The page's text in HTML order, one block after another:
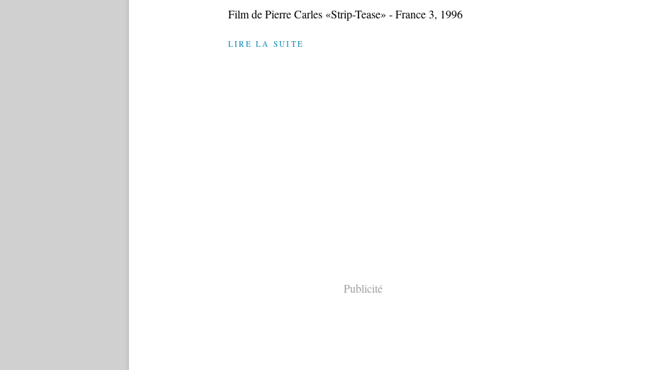
Film de Pierre Carles «Strip-Tease» - France 3, 1996
LIRE LA SUITE
Publicité